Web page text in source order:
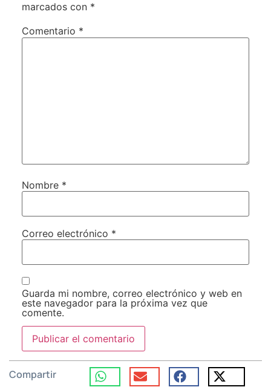
marcados con *
Comentario *
Nombre *
Correo electrónico *
Guarda mi nombre, correo electrónico y web en
este navegador para la próxima vez que
comente.
Compartir